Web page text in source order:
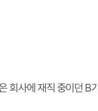
회사에 재직 중이던